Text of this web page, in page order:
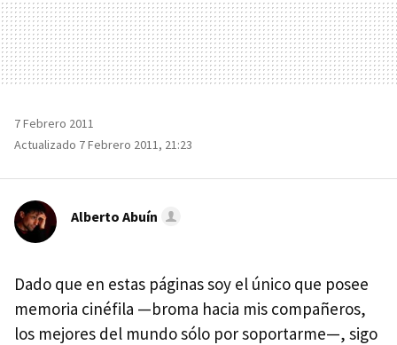
7 Febrero 2011
Actualizado 7 Febrero 2011, 21:23
Alberto Abuín
Dado que en estas páginas soy el único que posee
memoria cinéfila —broma hacia mis compañeros,
los mejores del mundo sólo por soportarme—, sigo